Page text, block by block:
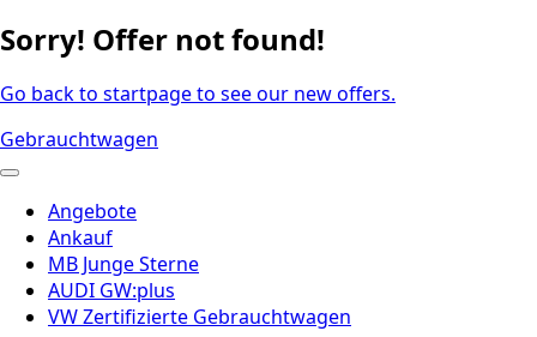
Sorry! Offer not found!
Go back to startpage to see our new offers.
Gebrauchtwagen
Angebote
Ankauf
MB Junge Sterne
AUDI GW:plus
VW Zertifizierte Gebrauchtwagen